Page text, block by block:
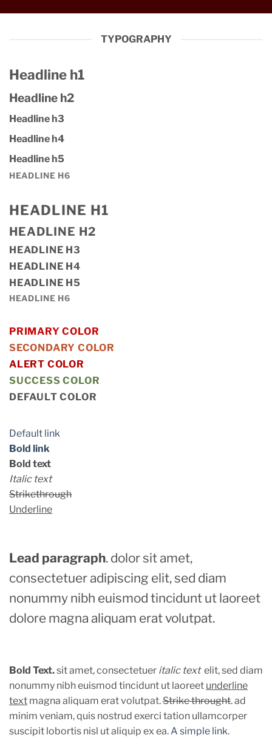
TYPOGRAPHY
Headline h1
Headline h2
Headline h3
Headline h4
Headline h5
HEADLINE H6
HEADLINE H1
HEADLINE H2
HEADLINE H3
HEADLINE H4
HEADLINE H5
HEADLINE H6
PRIMARY COLOR
SECONDARY COLOR
ALERT COLOR
SUCCESS COLOR
DEFAULT COLOR
Default link
Bold link
Bold text
Italic text
Strikethrough
Underline
Lead paragraph. dolor sit amet,
consectetuer adipiscing elit, sed diam
nonummy nibh euismod tincidunt ut laoreet
dolore magna aliquam erat volutpat.
Bold Text.sit amet, consectetuer italic text elit, sed diam
nonummy nibh euismod tincidunt ut laoreet underline
text magna aliquam erat volutpat.Strike throught. ad
minim veniam, quis nostrud exerci tation ullamcorper
suscipit lobortis nisl ut aliquip ex ea.A simple link.